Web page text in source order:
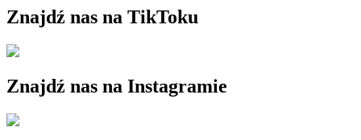
Znajdź nas na TikToku
Znajdź nas na Instagramie